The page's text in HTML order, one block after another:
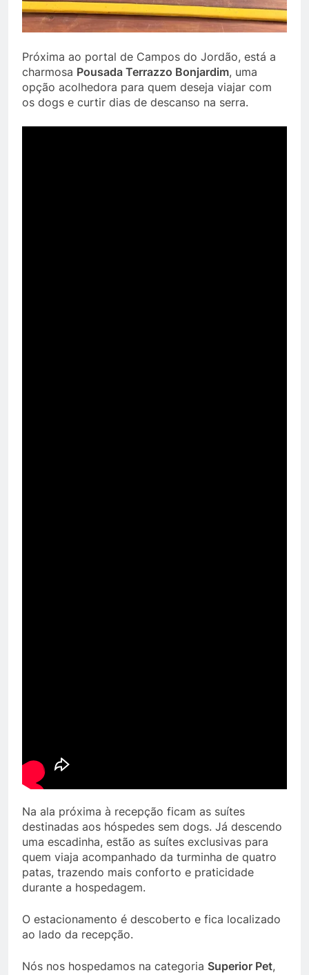
Próxima ao portal de Campos do Jordão, está a
charmosa Pousada Terrazzo Bonjardim, uma
opção acolhedora para quem deseja viajar com
os dogs e curtir dias de descanso na serra.
Na ala próxima à recepção ficam as suítes
destinadas aos hóspedes sem dogs. Já descendo
uma escadinha, estão as suítes exclusivas para
quem viaja acompanhado da turminha de quatro
patas, trazendo mais conforto e praticidade
durante a hospedagem.
O estacionamento é descoberto e fica localizado
ao lado da recepção.
Nós nos hospedamos na categoria Superior Pet,